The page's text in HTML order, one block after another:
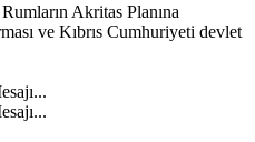
Akritas Planına
ve Kıbrıs Cumhuriyeti devlet